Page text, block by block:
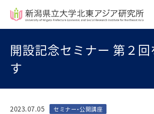
開設記念セミナー 第２回
す
2023.07.05 セミナー・公開講座